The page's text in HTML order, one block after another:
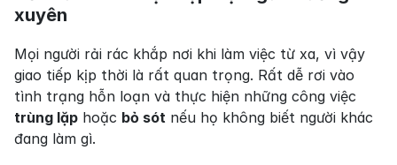
xuyên
Mọi người rải rác khắp nơi khi làm việc từ xa, vì vậy
giao tiếp kịp thời là rất quan trọng. Rất dễ rơi vào
trùng lặp hoặc bỏ sót nếu họ không biết người khác
đang làm gì.